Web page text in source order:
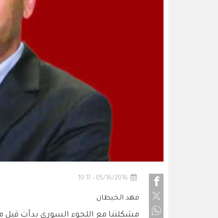
05/16/2016 - 10:17
فهد الخيطان
مشكلتنا مع اللجوء السوري بدأت قبل